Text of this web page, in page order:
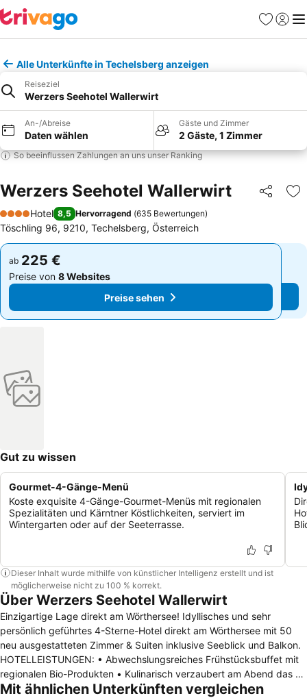
Favoriten
Alle Unterkünfte in Techelsberg anzeigen
Reiseziel
Werzers Seehotel Wallerwirt
An-/Abreise
Daten wählen
Gäste und Zimmer
2 Gäste, 1 Zimmer
So beeinflussen Zahlungen an uns unser Ranking
Werzers Seehotel Wallerwirt Teilen
4 Sterne
Hotel 8,5 Hervorragend (635 Bewertungen)
Töschling 96, 9210, Techelsberg, Österreich
ab 225 €
Preise von 8 Websites
Preise sehen
ab 225 €
Preise von 8 Websites
Preise sehen
Gut zu wissen
Gourmet-4-Gänge-Menü
Koste exquisite 4-Gänge-Gourmet-Menüs mit regionalen
Spezialitäten und Kärntner Köstlichkeiten, serviert im
Wintergarten oder auf der Seeterrasse.
Dieser Inhalt wurde mithilfe von künstlicher Intelligenz erstellt und ist
möglicherweise nicht zu 100 % korrekt.
Über Werzers Seehotel Wallerwirt
Einzigartige Lage direkt am Wörthersee! Idyllisches und sehr
persönlich geführtes 4-Sterne-Hotel direkt am Wörthersee mit 50
neu ausgestatteten Zimmer & Suiten inklusive Seeblick und Balkon.
HOTELLEISTUNGEN: • Abwechslungsreiches Frühstücksbuffet mit
regionalen Bio-Produkten • Kulinarisch verzaubert am Abend das 4-
gängige Gourmet-Dinner • Wörthersee-Genuss am hoteleigenen
Mit ähnlichen Unterkünften vergleichen